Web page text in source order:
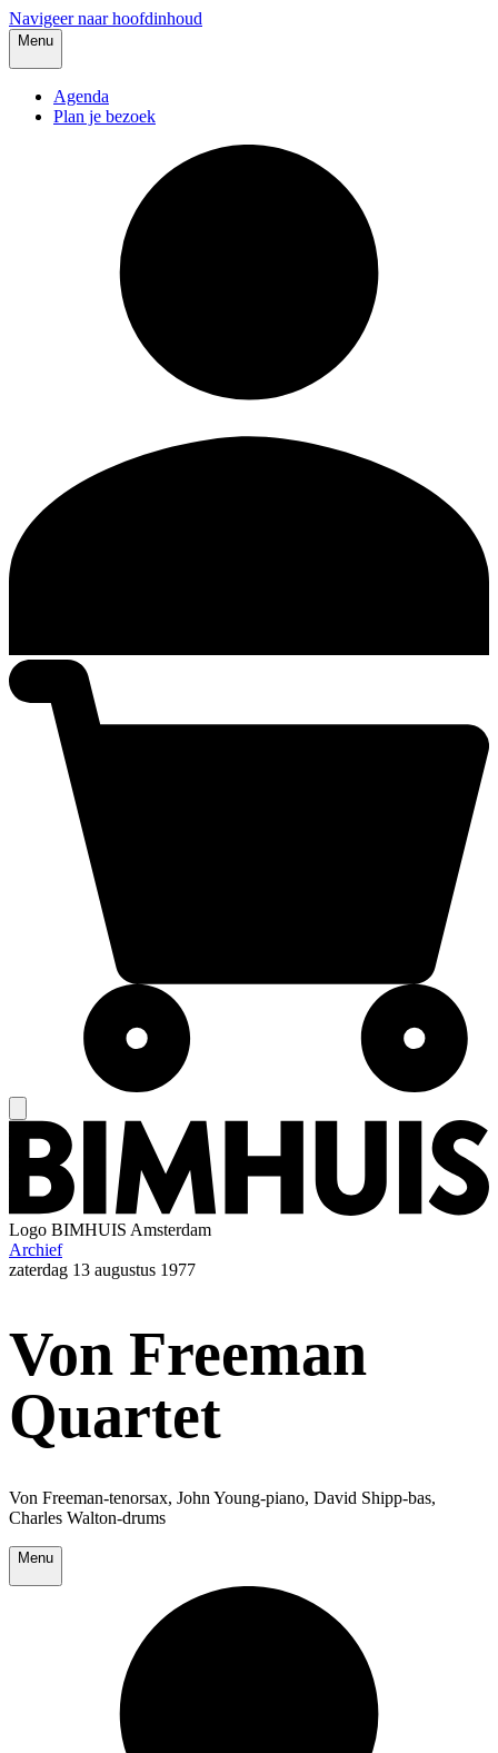
Navigeer naar hoofdinhoud
Menu
Agenda
Plan je bezoek
Logo BIMHUIS Amsterdam
Archief
zaterdag 13 augustus 1977
Von Freeman
Quartet
Von Freeman-tenorsax, John Young-piano, David Shipp-bas,
Charles Walton-drums
Menu